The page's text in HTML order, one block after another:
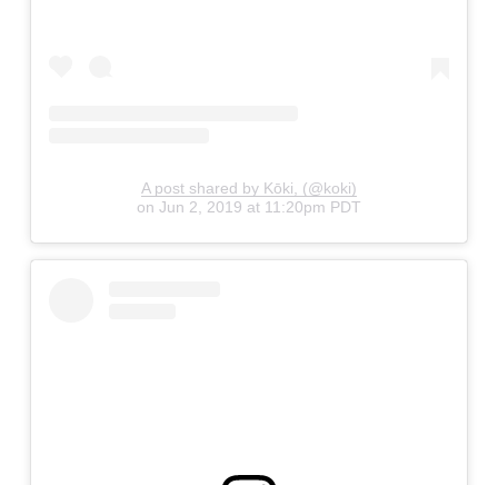
A post shared by Kōki, (@koki)
on Jun 2, 2019 at 11:20pm PDT